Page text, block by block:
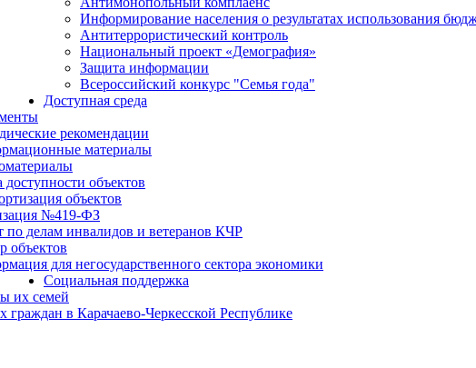
Информирование населения о результатах использования
Антитеррористический контроль
Национальный проект «Демография»
Защита информации
Всероссийский конкурс "Семья года"
Доступная среда
рекомендации
материалы
доступности объектов
объектов
№419-ФЗ
по делам инвалидов и ветеранов КЧР
объектов
для негосударственного сектора экономики
Социальная поддержка
их семей
в Карачаево-Черкесской Республике